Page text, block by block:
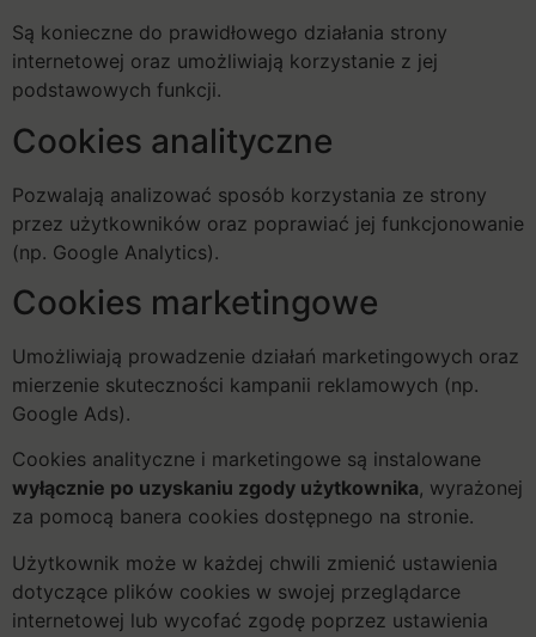
Są konieczne do prawidłowego działania strony
internetowej oraz umożliwiają korzystanie z jej
podstawowych funkcji.
Cookies analityczne
Pozwalają analizować sposób korzystania ze strony
przez użytkowników oraz poprawiać jej funkcjonowanie
(np. Google Analytics).
Cookies marketingowe
Umożliwiają prowadzenie działań marketingowych oraz
mierzenie skuteczności kampanii reklamowych (np.
Google Ads).
Cookies analityczne i marketingowe są instalowane
wyłącznie po uzyskaniu zgody użytkownika, wyrażonej
za pomocą banera cookies dostępnego na stronie.
Użytkownik może w każdej chwili zmienić ustawienia
dotyczące plików cookies w swojej przeglądarce
internetowej lub wycofać zgodę poprzez ustawienia